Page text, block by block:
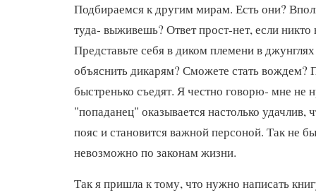
Подбираемся к другим мирам. Есть они?
туда- выживешь? Ответ прост-нет, если
Представьте себя в диком племени в
объяснить дикарям? Сможете стать вождем?
быстренько съедят. Я честно говорю- мне не
"попаданец" оказывается настолько удачлив,
пояс и становится важной персоной. Так не
невозможно по законам жизни.
Так я пришла к тому, что нужно написать